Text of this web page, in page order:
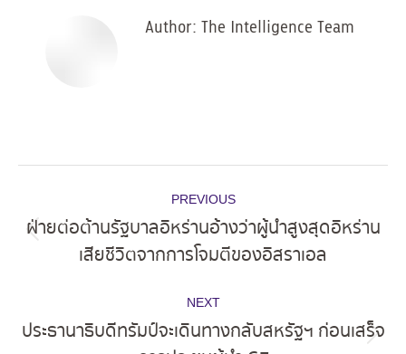
Author: The Intelligence Team
navigation
PREVIOUS
Previous
post:
ฝ่ายต่อต้านรัฐบาลอิหร่านอ้างว่าผู้นำสูงสุดอิหร่าน
เสียชีวิตจากการโจมตีของอิสราเอล
NEXT
Next
ประธานาธิบดีทรัมป์จะเดินทางกลับสหรัฐฯ ก่อนเสร็จ